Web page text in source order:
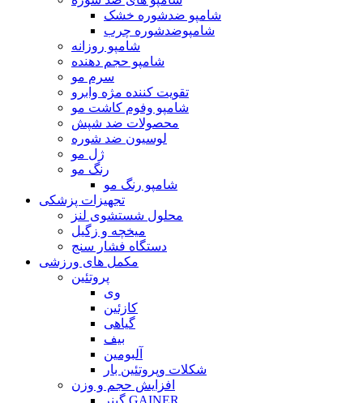
شامپو ضدشوره خشک
شامپوضدشوره چرب
شامپو روزانه
شامپو حجم دهنده
سرم مو
تقویت کننده مژه وابرو
شامپو وفوم کاشت مو
محصولات ضد شپش
لوسیون ضد شوره
ژل مو
رنگ مو
شامپو رنگ مو
تجهیزات پزشکی
محلول شستشوی لنز
میخچه و زگیل
دستگاه فشار سنج
مکمل های ورزشی
پروتئین
وی
کازئین
گیاهی
بیف
آلبومین
شکلات وپروتئین بار
افزایش حجم و وزن